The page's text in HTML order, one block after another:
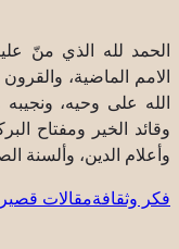
الحمد لله الذي منّ
الامم الماضية،
الله على وحيه،
وقائد الخير ومفتاح
وأعلام الدين، وألسنة
فكر وثقافةمقالات